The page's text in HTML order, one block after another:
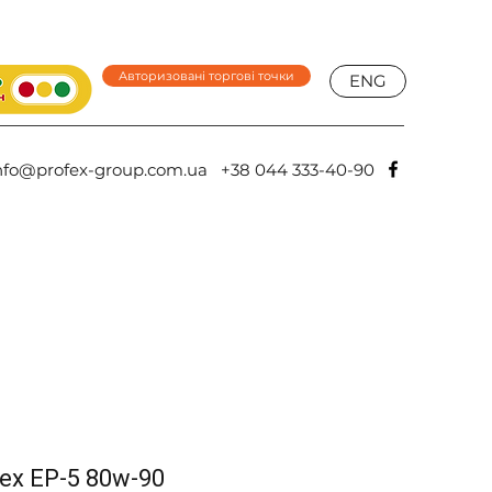
Авторизовані торгові точки ENG
group.com.ua +38 044 333-40-90
EP-5 80w-90